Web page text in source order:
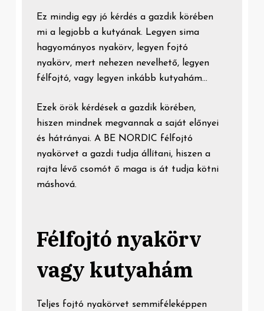
Ez mindig egy jó kérdés a gazdik körében
mi a legjobb a kutyának. Legyen sima
hagyományos nyakörv, legyen fojtó
nyakörv, mert nehezen nevelhető, legyen
félfojtó, vagy legyen inkább kutyahám…
Ezek örök kérdések a gazdik körében,
hiszen mindnek megvannak a saját előnyei
és hátrányai. A BE NORDIC félfojtó
nyakörvet a gazdi tudja állítani, hiszen a
rajta lévő csomót ő maga is át tudja kötni
máshová.
Félfojtó nyakörv
vagy kutyahám
Teljes fojtó nyakörvet semmiféleképpen